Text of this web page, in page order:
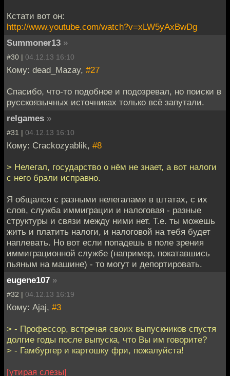
Кстати вот он:
http://www.youtube.com/watch?v=xLW5yAxBwDg
Summoner13 »
#30 | 04.12.13 16:10
Кому: dead_Mazay, #27
Спасибо, что-то подобное и подозревал, но поиски в
русскоязычных источниках только всё запутали.
relgames »
#31 | 04.12.13 16:10
Кому: Crackozyablik, #8
> Нелегал, государство о нём не знает, а вот налоги
с него брали исправно.
Я общался с разными нелегалами в штатах, с их
слов, служба иммиграции и налоговая - разные
структуры и связи между ними нет. Т.е. ты можешь
жить и платить налоги, и налоговой на тебя будет
наплевать. Но вот если попадешь в поле зрения
иммиграционной службе (например, покатавшись
пьяным на машине) - то могут и депортировать.
eugene107 »
#32 | 04.12.13 16:19
Кому: Ajaj, #3
> - Профессор, встречая своих выпускников спустя
долгие годы после выпуска, что Вы им говорите?
> - Гамбургер и картошку фри, пожалуйста!
[утирая слезы]